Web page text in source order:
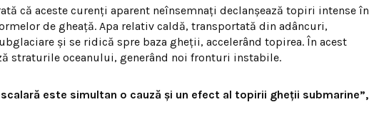
că aceste curenți aparent neînsemnați declanșează topiri intense în
de gheață. Apa relativ caldă, transportată din adâncuri,
și se ridică spre baza gheții, accelerând topirea. În acest
straturile oceanului, generând noi fronturi instabile.
este simultan o cauză și un efect al topirii gheții submarine”,